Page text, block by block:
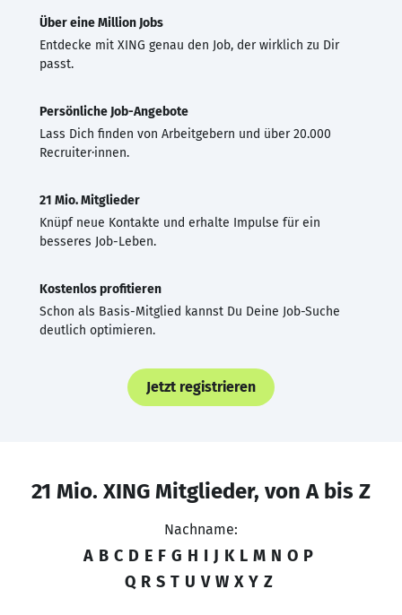
Über eine Million Jobs
Entdecke mit XING genau den Job, der wirklich zu Dir
passt.
Persönliche Job-Angebote
Lass Dich finden von Arbeitgebern und über 20.000
Recruiter·innen.
21 Mio. Mitglieder
Knüpf neue Kontakte und erhalte Impulse für ein
besseres Job-Leben.
Kostenlos profitieren
Schon als Basis-Mitglied kannst Du Deine Job-Suche
deutlich optimieren.
Jetzt registrieren
21 Mio. XING Mitglieder, von A bis Z
Nachname:
A B C D E F G H I J K L M N O P
Q R S T U V W X Y Z